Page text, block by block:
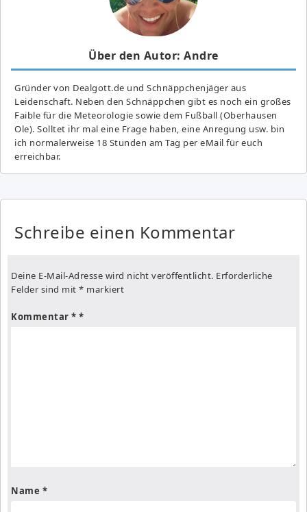
Über den Autor: Andre
Gründer von Dealgott.de und Schnäppchenjäger aus
Leidenschaft. Neben den Schnäppchen gibt es noch ein großes
Fai­ble für die Meteorologie sowie dem Fußball (Oberhausen
Ole). Solltet ihr mal eine Frage haben, eine Anregung usw. bin
ich normalerweise 18 Stunden am Tag per eMail für euch
erreichbar.
Schreibe einen Kommentar
Deine E-Mail-Adresse wird nicht veröffentlicht. Erforderliche
Felder sind mit * markiert
Kommentar *
Name *